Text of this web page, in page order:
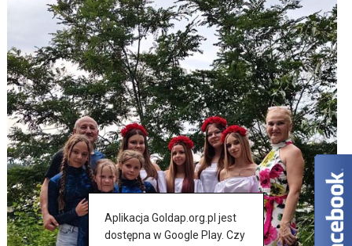
Aplikacja Goldap.org.pl jest
dostępna w Google Play. Czy